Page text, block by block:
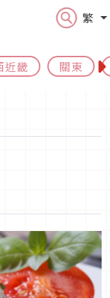
繁
近畿 關東